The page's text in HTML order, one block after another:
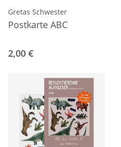
Gretas Schwester
Postkarte ABC
2,00 €